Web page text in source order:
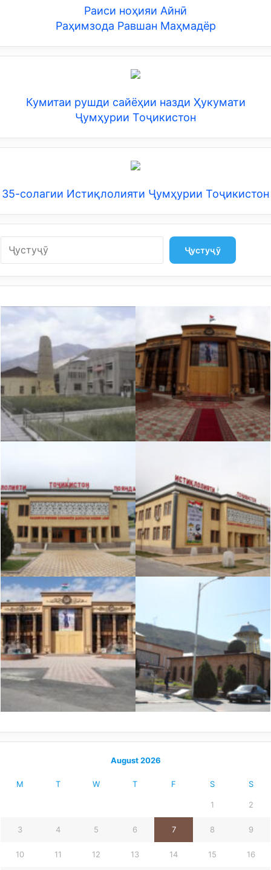
Раиси ноҳияи Айнӣ
Раҳимзода Равшан Маҳмадёр
Кумитаи рушди сайёҳии назди Ҳукумати
Ҷумҳурии Тоҷикистон
35-солагии Истиқлолияти Ҷумҳурии Тоҷикистон
Ҷустуҷӯ
August 2026
M T W T F S S
1 2
3 4 5 6 7 8 9
10 11 12 13 14 15 16